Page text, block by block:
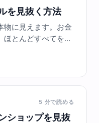
を見抜く方法
物に見えます。お金
とんどすべてを捕
5 分で読める
ショップを見抜